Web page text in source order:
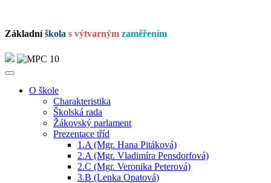
Základníškola s výtvarným zaměřením
O škole
Charakteristika
Školská rada
Žákovský parlament
Prezentace tříd
1.A (Mgr. Hana Pitáková)
2.A (Mgr. Vladimíra Pensdorfová)
2.C (Mgr. Veronika Peterová)
3.B (Lenka Opatová)